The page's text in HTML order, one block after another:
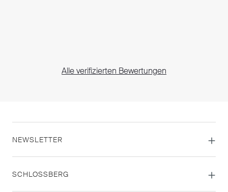
Alle verifizierten Bewertungen
NEWSLETTER
SCHLOSSBERG